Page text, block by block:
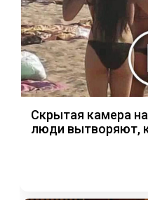
Скрытая камера
люди вытворяют,